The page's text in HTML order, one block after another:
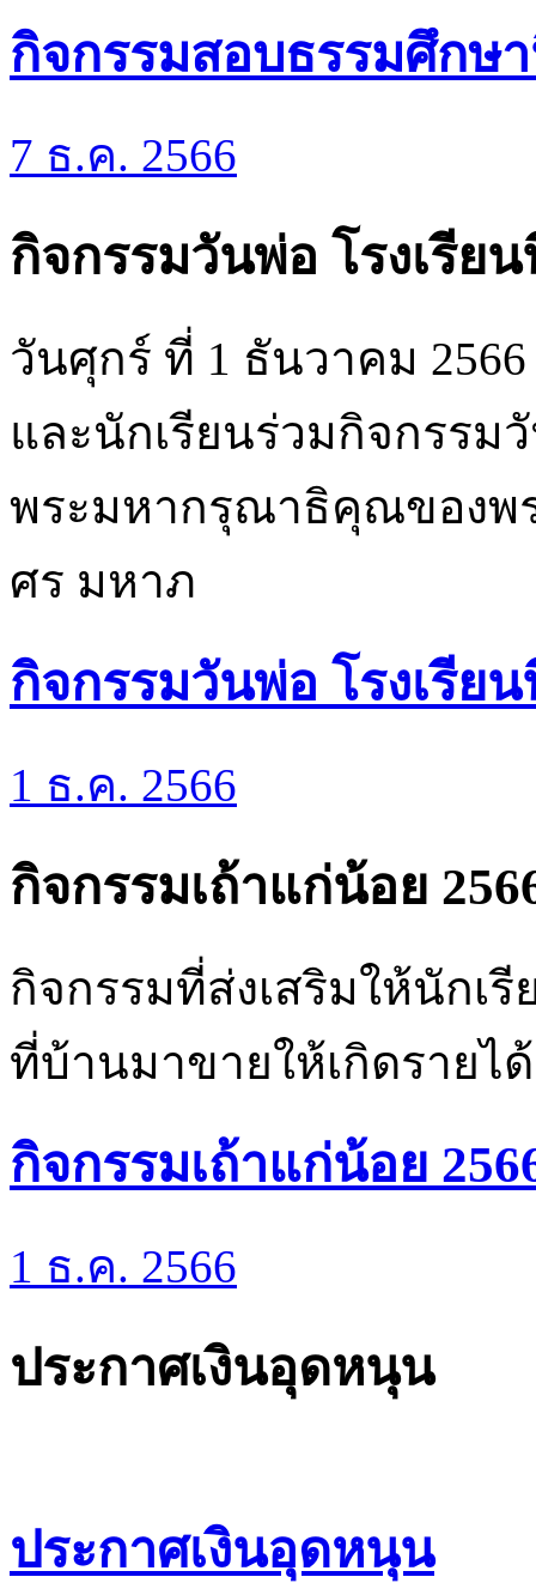
กิจกรรมสอบธรรมศึกษ
7 ธ.ค. 2566
กิจกรรมวันพ่อ โรงเรีย
วันศุกร์ ที่ 1 ธันวาคม
และนักเรียนร่วมกิจกรรม
พระมหากรุณาธิคุณของพ
ศร มหาภ
กิจกรรมวันพ่อ โรงเรีย
1 ธ.ค. 2566
กิจกรรมเถ้าแก่น้อย
กิจกรรมที่ส่งเสริมให้นักเ
ที่บ้านมาขายให้เกิดราย
กิจกรรมเถ้าแก่น้อย
1 ธ.ค. 2566
ประกาศเงินอุดหนุน
ประกาศเงินอุดหนุน